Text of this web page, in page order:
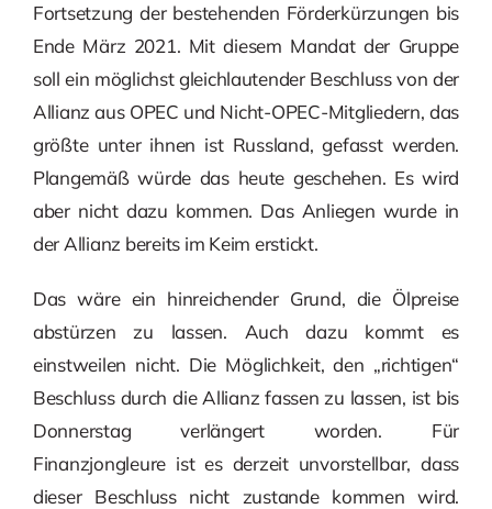
Fortsetzung der bestehenden Förderkürzungen bis
Ende März 2021. Mit diesem Mandat der Gruppe
soll ein möglichst gleichlautender Beschluss von der
Allianz aus OPEC und Nicht-OPEC-Mitgliedern, das
größte unter ihnen ist Russland, gefasst werden.
Plangemäß würde das heute geschehen. Es wird
aber nicht dazu kommen. Das Anliegen wurde in
der Allianz bereits im Keim erstickt.
Das wäre ein hinreichender Grund, die Ölpreise
abstürzen zu lassen. Auch dazu kommt es
einstweilen nicht. Die Möglichkeit, den „richtigen“
Beschluss durch die Allianz fassen zu lassen, ist bis
Donnerstag verlängert worden. Für
Finanzjongleure ist es derzeit unvorstellbar, dass
dieser Beschluss nicht zustande kommen wird.